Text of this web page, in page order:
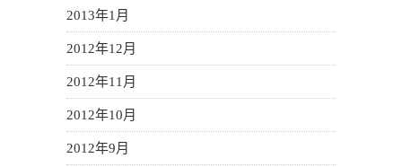
2013年1月
2012年12月
2012年11月
2012年10月
2012年9月